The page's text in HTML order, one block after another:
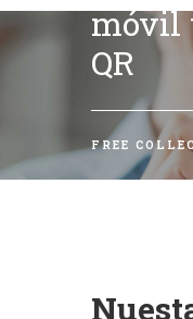
móvil
QR
FREE